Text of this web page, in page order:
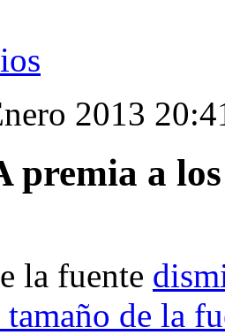
2013
premia a
la fuente
tamaño de la